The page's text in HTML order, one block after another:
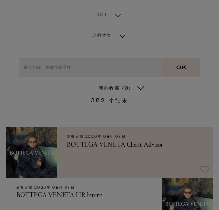
部门
合同类型
OK
我的收藏 (0)
382 个结果
发布日期 2026年 08月 07日
BOTTEGA VENETA Client Advisor
发布日期 2026年 08月 07日
BOTTEGA VENETA HR Intern